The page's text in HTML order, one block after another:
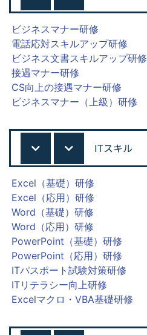
ビジネスマナー研修
電話応対スキルアップ研修
ビジネス文書スキルアップ研修
接遇マナー研修
CS向上の接遇マナー研修
ビジネスマナー（上級）研修
ITスキル
Excel（基礎）研修
Excel（応用）研修
Word（基礎）研修
Word（応用）研修
PowerPoint（基礎）研修
PowerPoint（応用）研修
ITパスポート試験対策研修
ITリテラシー向上研修
Excelマクロ・VBA基礎研修